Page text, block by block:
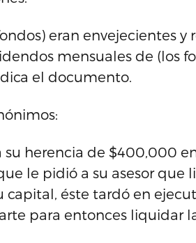
eran envejecientes
mensuales de (los
el documento.
herencia de $400,000
le pidió a su asesor que
capital, éste tardó en
para entonces liquidar